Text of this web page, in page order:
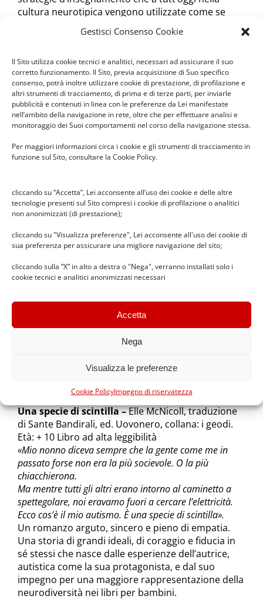
Gestisci Consenso Cookie
Il Sito utilizza cookie tecnici e analitici, necessari ad assicurare il suo
corretto funzionamento. Il Sito, previa acquisizione di Suo specifico
consenso, potrà inoltre utilizzare cookie di prestazione, di profilazione e
altri strumenti di tracciamento, di prima e di terze parti, per inviarle
pubblicità e contenuti in linea con le preferenze da Lei manifestate
nell’ambito della navigazione in rete, oltre che per effettuare analisi e
monitoraggio dei Suoi comportamenti nel corso della navigazione stessa.
Per maggiori informazioni circa i cookie e gli strumenti di tracciamento in
funzione sul Sito, consultare la Cookie Policy.
cliccando su “Accetta”, Lei acconsente all’uso dei cookie e delle altre
tecnologie presenti sul Sito compresi i cookie di profilazione o analitici
non anonimizzati (di prestazione);
cliccando su "Visualizza preferenze", Lei acconsente all'uso dei cookie di
sua preferenza per assicurare una migliore navigazione del sito;
cliccando sulla “X” in alto a destra o "Nega", verranno installati solo i
cookie tecnici e analitici anonimizzati necessari
Accetta
Nega
Visualizza le preferenze
Cookie PolicyImpegno di riservatezza
cultura neurotipica vengono utilizzate come se
NeurodiversAmanti. La sessualità vissuta dagli
autistici– Luisa Di Biagio, Dissensi 2019
Come funzionano i processi di aggancio, di
motivazione, di raggiungimento degli obiettivi nella
sfera del desiderio e della ricerca
dell’appagamento nell’autismo? Perché le persone
autistiche e quelle tipiche non si comprendono
proprio in questi ambiti così importanti e cosa può
aiutare nel concreto e favorire la reciproca
Donne in blu. L’ autismo femminile– Luisa Di
Biagio, Dissensi 2018
Il primo libro italiano sull’Autismo Femminile. Cosa
hanno in comune tutte le autistiche della storia e
donna nella società e nella famiglia e cosa
differenzia le donne autistiche da quelle tipiche?
– Filippo Di Biagio, Luisa Di Biagio,
Edizioni Creativa 2018 (da 7 anni)
Una raccolta di racconti, frutto della ricca fantasia
e storie horror riesce a sorprendere e spaventare
Una specie di scintilla –Elle McNicoll, traduzione
di Sante Bandirali, ed. Uovonero, collana: i geodi.
Età: + 10 Libro ad alta leggibilità
«Mio nonno diceva sempre che la gente come me in
passato forse non era la più socievole. O la più
chiacchierona.
Ma mentre tutti gli altri erano intorno al caminetto a
spettegolare, noi eravamo fuori a cercare l’elettricità.
Ecco cos’è il mio autismo. È una specie di scintilla».
Un romanzo arguto, sincero e pieno di empatia.
Una storia di grandi ideali, di coraggio e fiducia in
sé stessi che nasce dalle esperienze dell’autrice,
autistica come la sua protagonista, e dal suo
impegno per una maggiore rappresentazione della
neurodiversità nei libri per bambini.